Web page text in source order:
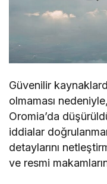
Güvenilir
olmaması
Oromia’da
iddialar
detaylarını
ve resmi